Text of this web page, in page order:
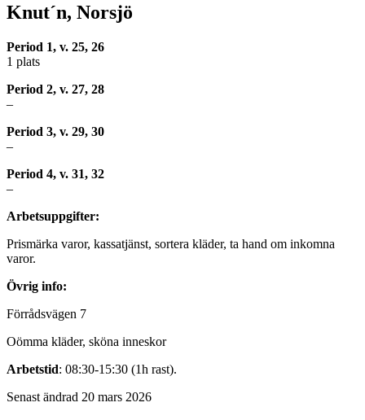
Knut´n, Norsjö
Period 1, v. 25, 26
1 plats
Period 2, v. 27, 28
–
Period 3, v. 29, 30
–
Period 4, v. 31, 32
–
Arbetsuppgifter:
Prismärka varor, kassatjänst, sortera kläder, ta hand om inkomna
varor.
Övrig info:
Förrådsvägen 7
Oömma kläder, sköna inneskor
Arbetstid: 08:30-15:30 (1h rast).
Senast ändrad 20 mars 2026